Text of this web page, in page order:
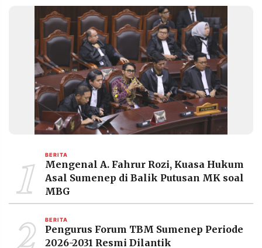
IKUTI
RESOLUSI
PRAMUDITA
2026
1 BERITA
Mengenal A. Fahrur Rozi, Kuasa Hukum
Asal Sumenep di Balik Putusan MK soal
MBG
2 BERITA
Pengurus Forum TBM Sumenep Periode
2026-2031 Resmi Dilantik